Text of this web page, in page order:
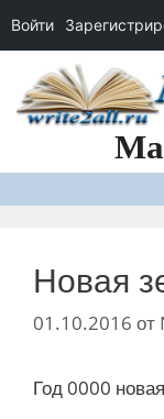
Перейти
содержимому
Новая
01.10.2016 от
Год 0000
Войти